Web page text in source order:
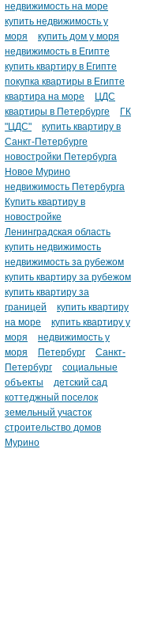
недвижимость на море
купить недвижимость у
моря
купить дом у моря
недвижимость в Египте
купить квартиру в Египте
покупка квартиры в Египте
квартира на море
ЦДС
квартиры в Петербурге
ГК
"ЦДС"
купить квартиру в
Санкт-Петербурге
новостройки Петербурга
Новое Мурино
недвижимость Петербурга
Купить квартиру в
новостройке
Ленинградская область
купить недвижимость
недвижимость за рубежом
купить квартиру за рубежом
купить квартиру за
границей
купить квартиру
на море
купить квартиру у
моря
недвижимость у
моря
Петербург
Санкт-
Петербург
социальные
объекты
детский сад
коттеджный поселок
земельный участок
строительство домов
Мурино